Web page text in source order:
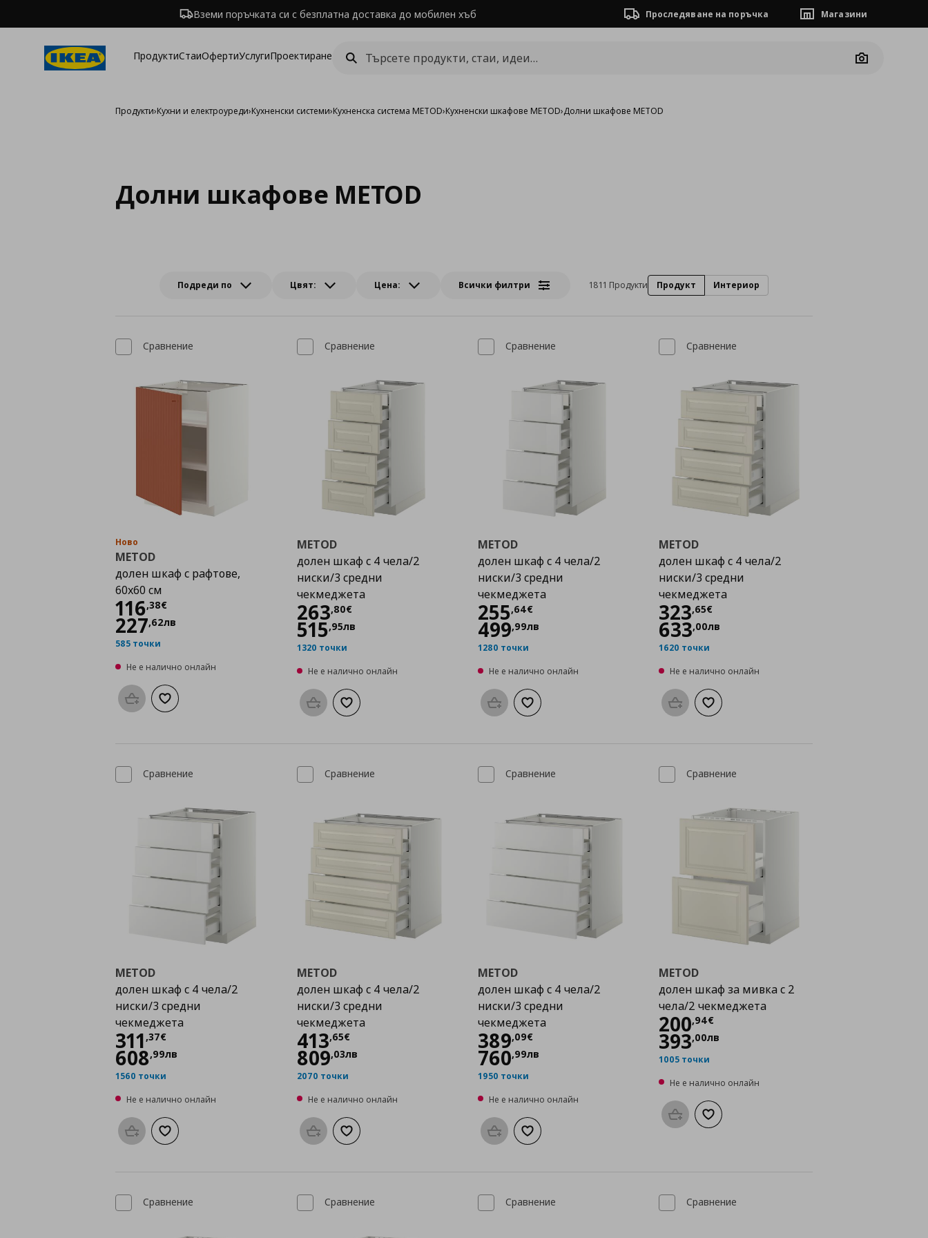
Вземи поръчката си с безплатна доставка до мобилен хъб Проследяване на поръчка Магазини
ПродуктиСтаиОфертиУслугиПроектиране
Camera
Продукти›Кухни и електроуреди›Кухненски системи›Кухненска система METOD›Кухненски шкафове METOD›Долни шкафове METOD
Долни шкафове METOD
Подреди по Цвят: Цена: Всички филтри 1811 Продукти Продукт Интериор
Сравнение
Ново
METOD
долен шкаф с рафтове,
60x60 см
116,38€
Цена
227,62лв
585 точки
Не е налично онлайн
Προσθήκη στο καλάθι
Добави към списъка с любими
Сравнение
METOD
долен шкаф с 4 чела/2
ниски/3 средни
чекмеджета
263,80€
Цена263,80 €
515,95лв
1320 точки
Не е налично онлайн
Προσθήκη στο καλάθι
Добави към списъка с любими
Сравнение
METOD
долен шкаф с 4 чела/2
ниски/3 средни
чекмеджета
255,64€
Цена255,64 €
499,99лв
1280 точки
Не е налично онлайн
Προσθήκη στο καλάθι
Добави към списъка с любими
Сравнение
METOD
долен шкаф с 4 чела/2
ниски/3 средни
чекмеджета
323,65€
Цена
633,00лв
1620 точки
Не е налично онлайн
Προσθήκη στο καλάθι
Добави към списъка с любими
Сравнение
METOD
долен шкаф с 4 чела/2
ниски/3 средни
чекмеджета
311,37€
Цена
608,99лв
1560 точки
Не е налично онлайн
Προσθήκη στο καλάθι
Добави към списъка с любими
Сравнение
METOD
долен шкаф с 4 чела/2
ниски/3 средни
чекмеджета
413,65€
Цена
809,03лв
2070 точки
Не е налично онлайн
Προσθήκη στο καλάθι
Добави към списъка с любими
Сравнение
METOD
долен шкаф с 4 чела/2
ниски/3 средни
чекмеджета
389,09€
Цена389,09 €
760,99лв
1950 точки
Не е налично онлайн
Προσθήκη στο καλάθι
Добави към списъка с любими
Сравнение
METOD
долен шкаф за мивка с 2
чела/2 чекмеджета
200,94€
Цена
393,00лв
1005 точки
Не е налично онлайн
Προσθήκη στο καλάθι
Добави към списъка с любими
Сравнение Сравнение Сравнение Сравнение